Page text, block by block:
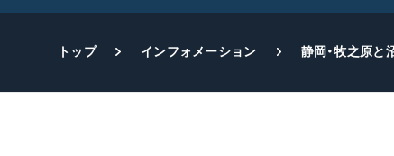
トップ インフォメーション 静岡・牧之原と